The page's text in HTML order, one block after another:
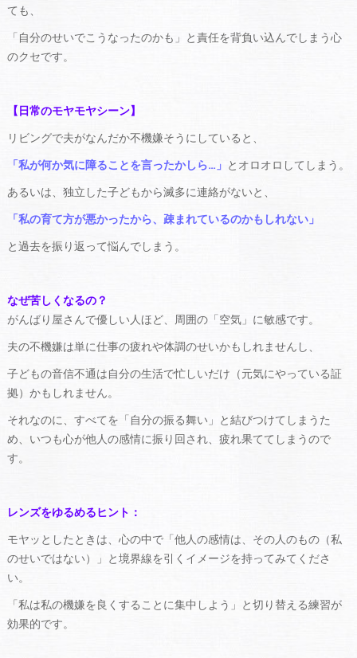
ても、
「自分のせいでこうなったのかも」と責任を背負い込んでしまう心
のクセです。
【日常のモヤモヤシーン】
リビングで夫がなんだか不機嫌そうにしていると、
「私が何か気に障ることを言ったかしら…」 とオロオロしてしまう。
あるいは、独立した子どもから滅多に連絡がないと、
「私の育て方が悪かったから、疎まれているのかもしれない」
と過去を振り返って悩んでしまう。
なぜ苦しくなるの？
がんばり屋さんで優しい人ほど、周囲の「空気」に敏感です。
夫の不機嫌は単に仕事の疲れや体調のせいかもしれませんし、
子どもの音信不通は自分の生活で忙しいだけ（元気にやっている証
拠）かもしれません。
それなのに、すべてを「自分の振る舞い」と結びつけてしまうた
め、いつも心が他人の感情に振り回され、疲れ果ててしまうので
す。
レンズをゆるめるヒント：
モヤッとしたときは、心の中で「他人の感情は、その人のもの（私
のせいではない）」と境界線を引くイメージを持ってみてくださ
い。
「私は私の機嫌を良くすることに集中しよう」と切り替える練習が
効果的です。